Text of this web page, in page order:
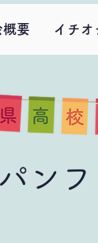
概要 イチ
ン